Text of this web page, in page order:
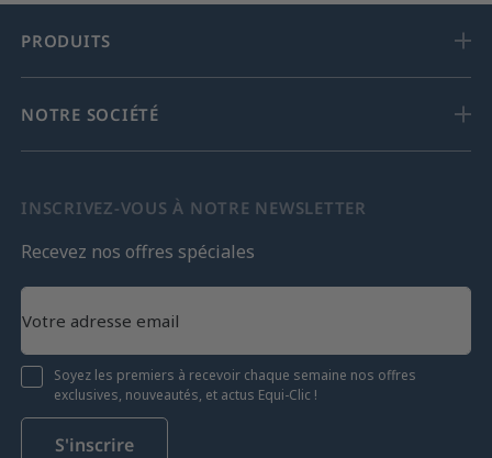
PRODUITS
NOTRE SOCIÉTÉ
INSCRIVEZ-VOUS À NOTRE NEWSLETTER
Recevez nos offres spéciales
Soyez les premiers à recevoir chaque semaine nos offres
exclusives, nouveautés, et actus Equi-Clic !
S'inscrire